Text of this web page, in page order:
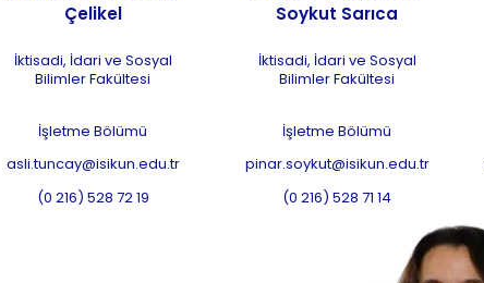
Çelikel
İktisadi, İdari ve Sosyal
Bilimler Fakültesi
İşletme Bölümü
asli.tuncay@isikun.edu.tr
(0 216) 528 72 19
Soykut Sarıca
İktisadi, İdari ve Sosyal
Bilimler Fakültesi
İşletme Bölümü
pinar.soykut@isikun.edu.tr
(0 216) 528 71 14